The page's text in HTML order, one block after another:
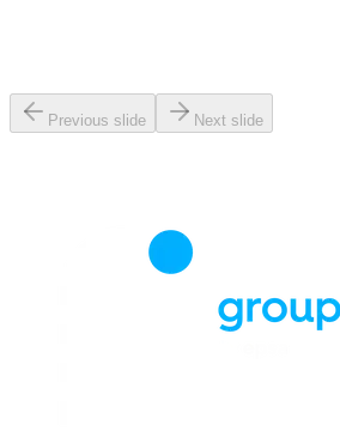
Previous slide Next slide